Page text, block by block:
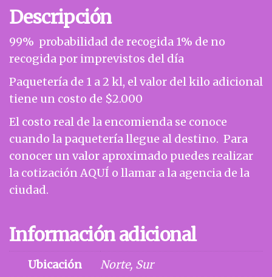
Descripción
99% probabilidad de recogida 1% de no
recogida por imprevistos del día
Paquetería de 1 a 2 kl, el valor del kilo adicional
tiene un costo de $2.000
El costo real de la encomienda se conoce
cuando la paquetería llegue al destino. Para
conocer un valor aproximado puedes realizar
la cotización AQUÍ o llamar a la agencia de la
ciudad.
Información adicional
Ubicación
Norte, Sur